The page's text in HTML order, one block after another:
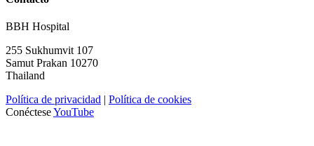
BBH Hospital
255 Sukhumvit 107
Samut Prakan 10270
Thailand
Política de privacidad | Política de cookies
ConécteseYouTube